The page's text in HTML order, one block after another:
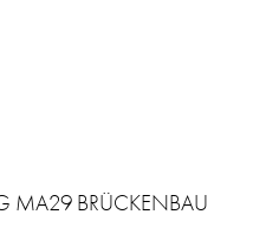
MA29 BRÜCKENBAU